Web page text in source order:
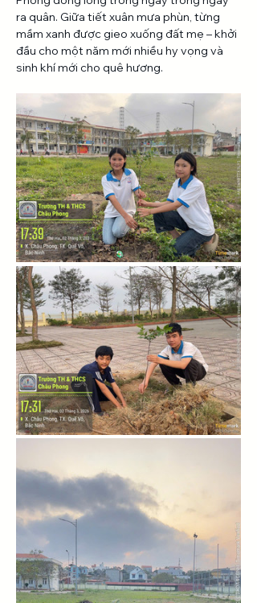
ra quân. Giữa tiết xuân mưa phùn, từng
mầm xanh được gieo xuống đất mẹ – khởi
đầu cho một năm mới nhiều hy vọng và
sinh khí mới cho quê hương.